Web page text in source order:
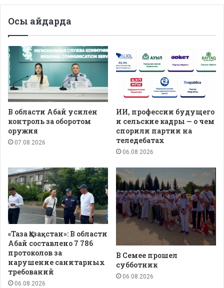
Осы айдарда
В области Абай усилен
контроль за оборотом
оружия
07.08.2026
ИИ, профессии будущего
и сельские кадры — о чем
спорили партии на
теледебатах
06.08.2026
«Таза Қазақстан»: В области
Абай составлено 7 786
протоколов за
нарушение санитарных
требований
06.08.2026
В Семее прошел
субботник
06.08.2026